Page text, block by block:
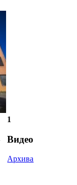
1
Видео
Архива